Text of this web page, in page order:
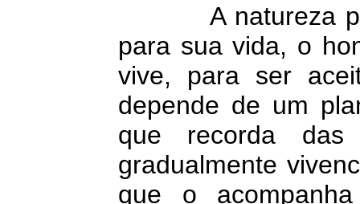
A natureza
para sua vida, o
vive, para ser
depende de um
que recorda das
gradualmente
que o